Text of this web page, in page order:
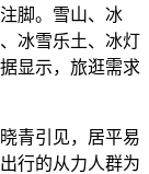
脚。雪山、冰
冰雪乐土、冰灯
显示，旅逛需求
青引见，居平易
行的从力人群为